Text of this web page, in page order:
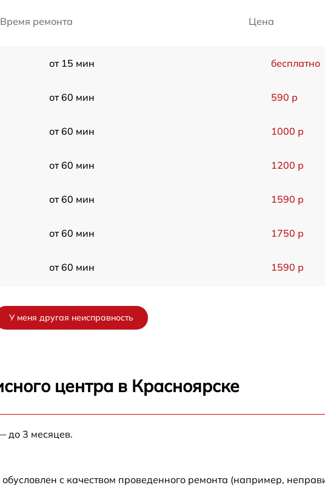
Время ремонта Цена
от 15 мин бесплатно
от 60 мин 590 р
от 60 мин 1000 р
от 60 мин 1200 р
от 60 мин 1590 р
от 60 мин 1750 р
от 60 мин 1590 р
от 60 мин
У меня другая неисправность
центра в Красноярске
до 3 месяцев.
с качеством проведенного ремонта (например,